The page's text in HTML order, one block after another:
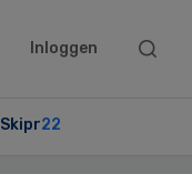
Inloggen
Search
Skipr22